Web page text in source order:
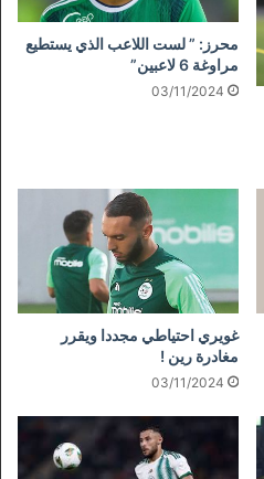
محرز: ” لست اللاعب الذي يستطيع
مراوغة 6 لاعبين”
03/11/2024
غويري احتياطي مجددا ويقرر
مغادرة رين !
03/11/2024